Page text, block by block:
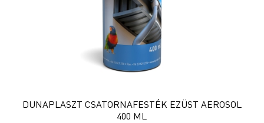
DUNAPLASZT CSATORNAFESTÉK EZÜST AEROSOL
400 ML